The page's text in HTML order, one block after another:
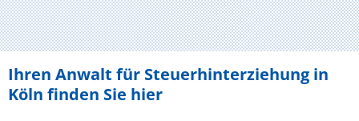
Ihren Anwalt für Steuerhinterziehung in
Köln finden Sie hier